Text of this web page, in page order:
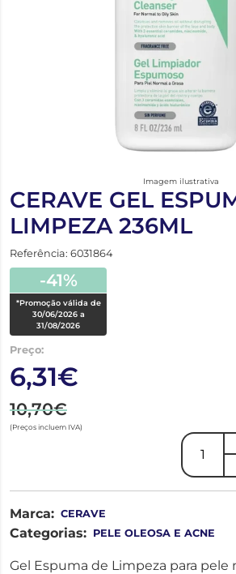
Imagem ilustrativa
CERAVE GEL
LIMPEZA 236ML
Referência: 6031864
-41%
*Promoção válida de
30/06/2026 a
31/08/2026
Preço:
6,31€
10,70€
(Preços incluem IVA)
Marca: CERAVE
Categorias: PELE OLEOSA E ACNE
Gel Espuma de Limpeza para pele